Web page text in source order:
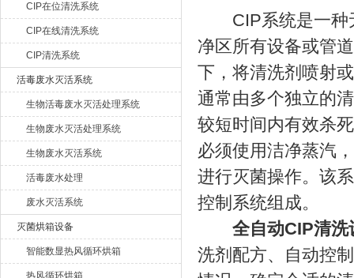
CIP在位清洗系统
CIP在线清洗系统
CIP清洗系统
活毒废水灭活系统
生物活毒废水灭活处理系统
生物废水灭活处理系统
生物废水灭活系统
活毒废水处理
废水灭活系统
灭菌烘箱设备
智能数显热风循环烘箱
热风循环烘箱
CIP系统是一种无
净区所有设备或管
下，将清洗剂喷射
通常由多个独立的
较短时间内有效杀
必须使用洁净蒸汽
进行灭菌操作。该
控制系统组成。
全自动CIP清洗
洗剂配方、自动控